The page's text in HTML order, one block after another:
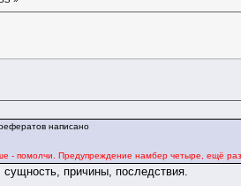
написано
- помолчи. Предупреждение намбер четыре, ещё
причины, последствия.